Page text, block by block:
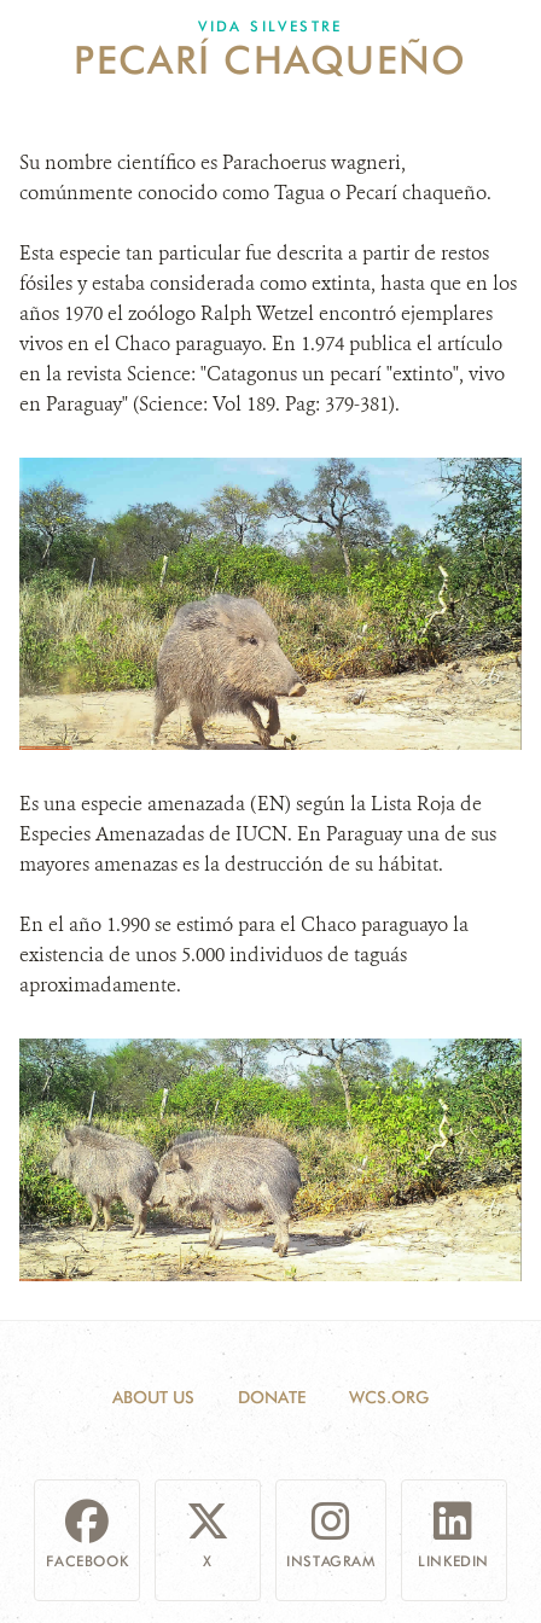
VIDA SILVESTRE
PECARÍ CHAQUEÑO
Su nombre científico es Parachoerus wagneri,
comúnmente conocido como Tagua o Pecarí chaqueño.
Esta especie tan particular fue descrita a partir de restos
fósiles y estaba considerada como extinta, hasta que en los
años 1970 el zoólogo Ralph Wetzel encontró ejemplares
vivos en el Chaco paraguayo. En 1.974 publica el artículo
en la revista Science: "Catagonus un pecarí "extinto", vivo
en Paraguay" (Science: Vol 189. Pag: 379-381).
Es una especie amenazada (EN) según la Lista Roja de
Especies Amenazadas de IUCN. En Paraguay una de sus
mayores amenazas es la destrucción de su hábitat.
En el año 1.990 se estimó para el Chaco paraguayo la
existencia de unos 5.000 individuos de taguás
aproximadamente.
ABOUT US DONATE WCS.ORG
FACEBOOK X INSTAGRAM LINKEDIN